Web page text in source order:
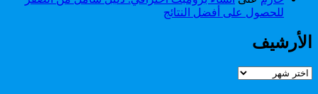
للحصول على أفضل النتائج
الأرشيف
الأرشيف